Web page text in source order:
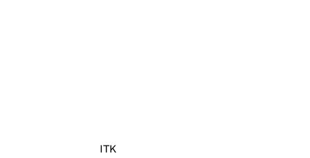
пигтейлом.
также
ITK